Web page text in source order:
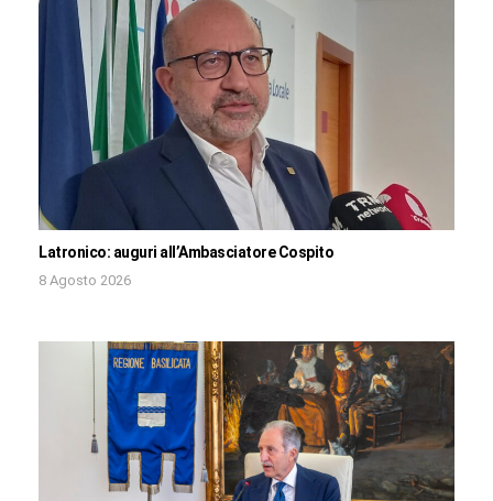
Latronico: auguri all’Ambasciatore Cospito
8 Agosto 2026